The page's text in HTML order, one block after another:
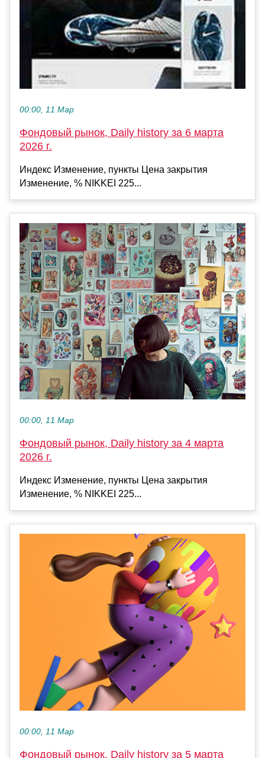
00:00, 11 Мар
Фондовый рынок, Daily history за 6 марта
2026 г.
Индекс Изменение, пункты Цена закрытия
Изменение, % NIKKEI 225...
00:00, 11 Мар
Фондовый рынок, Daily history за 4 марта
2026 г.
Индекс Изменение, пункты Цена закрытия
Изменение, % NIKKEI 225...
00:00, 11 Мар
Фондовый рынок, Daily history за 5 марта